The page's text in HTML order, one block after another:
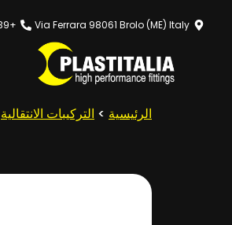
Via Ferrara 98061 Brolo (ME) Italy
+39 0941 536311
الرئيسية > التركيبات الانتقالية